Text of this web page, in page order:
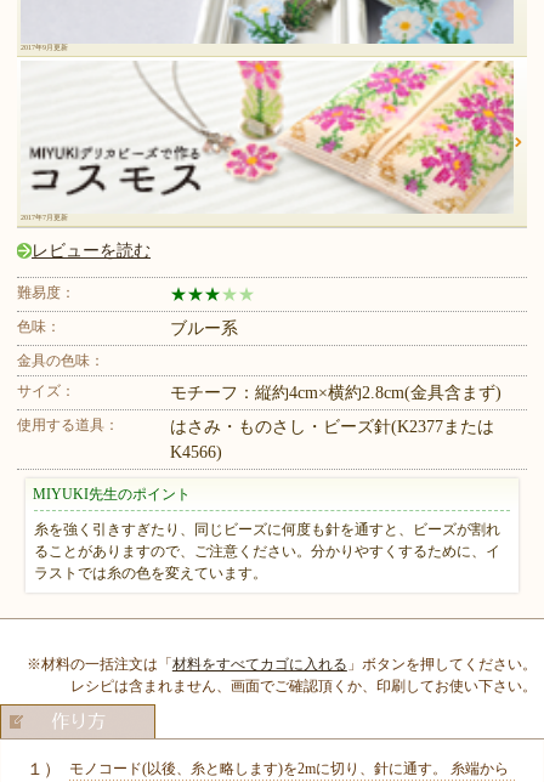
2017年9月更新
2017年7月更新
レビューを読む
難易度： ★★★ ★ ★
色味： ブルー系
金具の色味：
サイズ：
モチーフ：縦約4cm×横約2.8cm(金具含まず)
使用する道具：
はさみ・ものさし・ビーズ針(K2377または
K4566)
MIYUKI先生のポイント
糸を強く引きすぎたり、同じビーズに何度も針を通すと、ビーズが割れ
ることがありますので、ご注意ください。分かりやすくするために、イ
ラストでは糸の色を変えています。
※材料の一括注文は「材料をすべてカゴに入れる 」ボタンを押してください。
レシピは含まれません、画面でご確認頂くか、印刷してお使い下さい。
１）
モノコード(以後、糸と略します)を2mに切り、針に通す。 糸端から